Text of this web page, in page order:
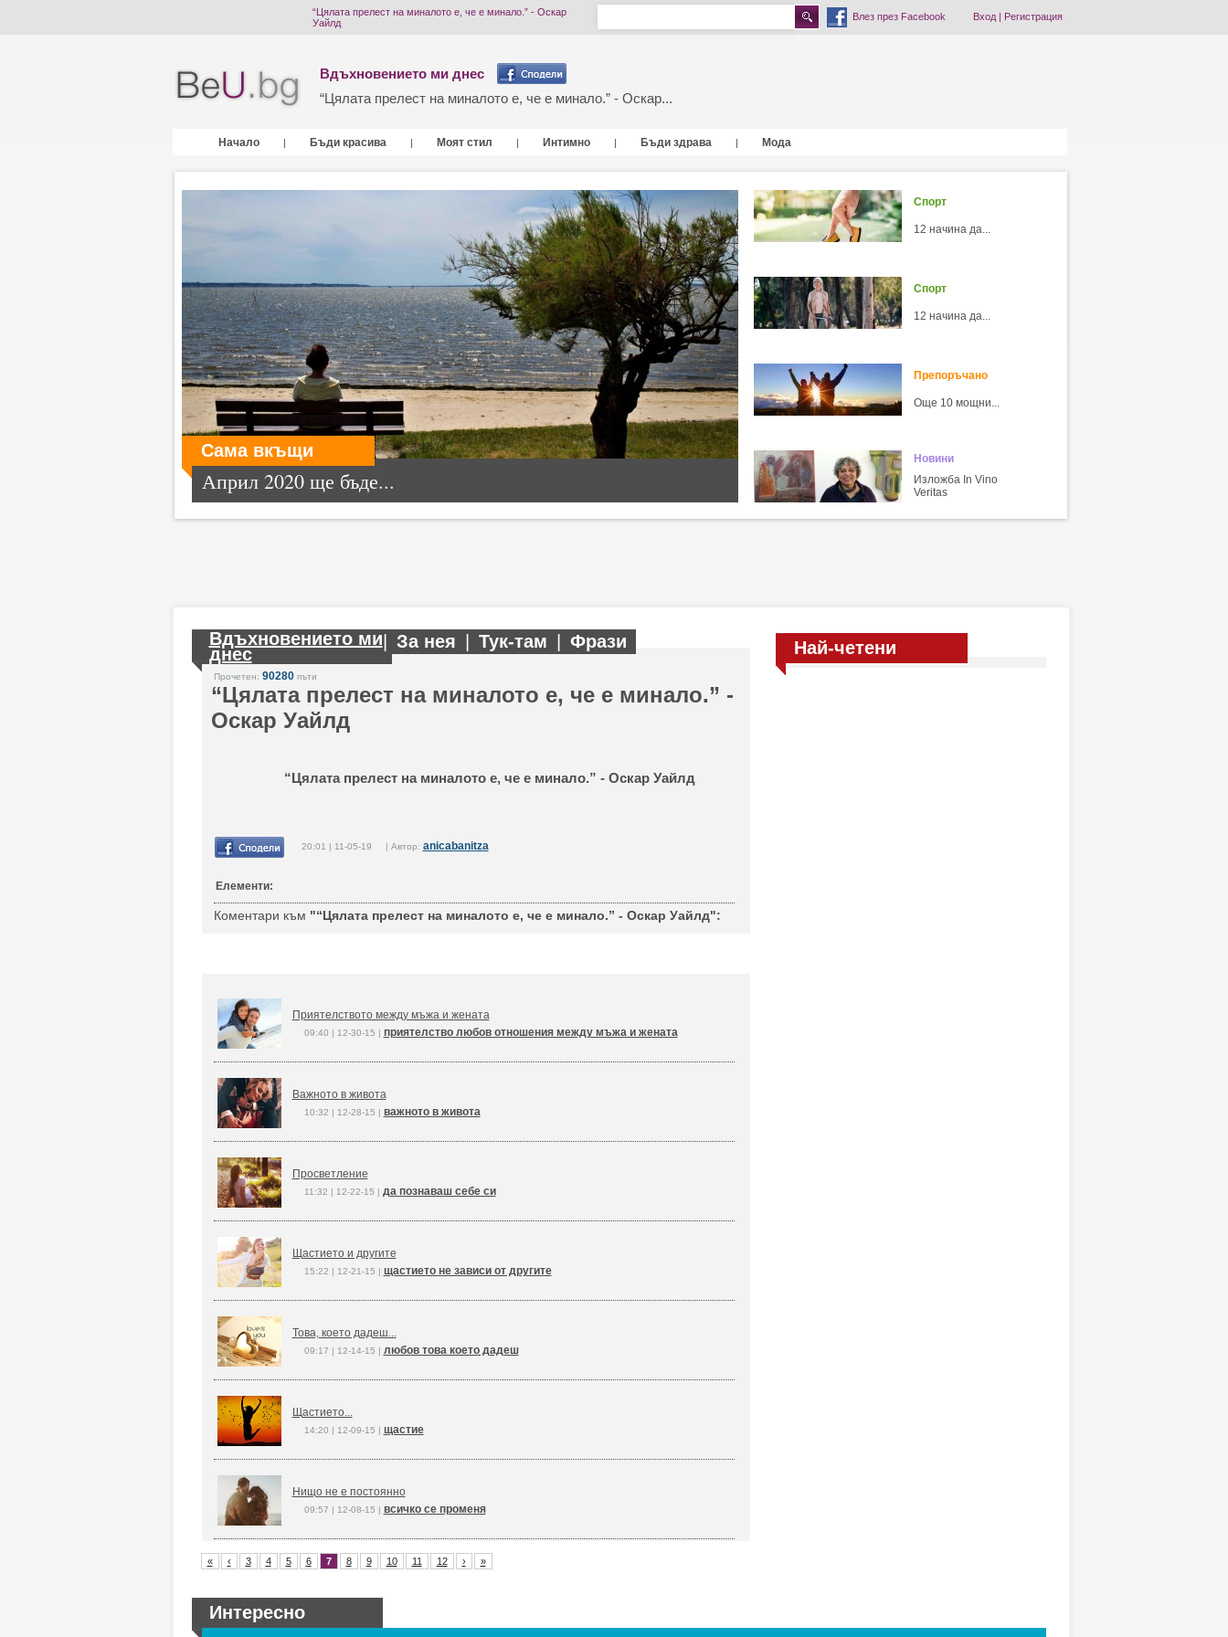
“Цялата прелест на миналото е, че е минало.” - Оскар
Уайлд
Влез през Facebook Вход| Регистрация
Вдъхновението ми днес
“Цялата прелест на миналото е, че е минало.” - Оскар...
Начало | Бъди красива | Моят стил | Интимно | Бъди здрава | Мода
Сама вкъщи
Април 2020 ще бъде...
Спорт
12 начина да...
Спорт
12 начина да...
Препоръчано
Още 10 мощни...
Новини
Изложба In Vino
Veritas
Вдъхновението ми
днес
| За нея Тук-там Фрази
Прочетен: 90280пъти
“Цялата прелест на миналото е, че е минало.” -
Оскар Уайлд
“Цялата прелест на миналото е, че е минало.” - Оскар Уайлд
20:01 | 11-05-19 | Автор: anicabanitza
Елементи:
Коментари към "“Цялата прелест на миналото е, че е минало.” - Оскар Уайлд":
Приятелството между мъжа и жената
09:40 | 12-30-15 | приятелство любов отношения между мъжа и жената
Важното в живота
10:32 | 12-28-15 | важното в живота
Просветление
11:32 | 12-22-15 | да познаваш себе си
Щастието и другите
15:22 | 12-21-15 | щастието не зависи от другите
Това, което дадеш...
09:17 | 12-14-15 | любов това което дадеш
Щастието...
14:20 | 12-09-15 | щастие
Нищо не е постоянно
09:57 | 12-08-15 | всичко се променя
« ‹ 3 4 5 6 7 8 9 10 11 12 › »
Най-четени
Интересно